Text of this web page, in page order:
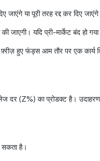
जाएंगे या पूरी तरह रद्द कर दिए
यदि प्री-मार्केट बंद हो
हुए फंड्स आम तौर पर एक कार्य
दर (Z%) का प्रोडक्ट है।
सकता है।